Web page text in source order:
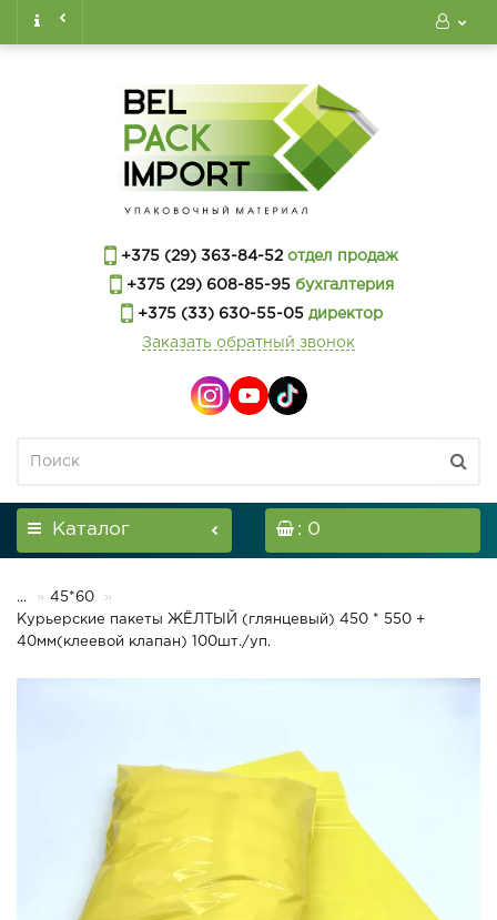
+375 (29) 363-84-52 отдел продаж
+375 (29) 608-85-95бухгалтерия
+375 (33) 630-55-05директор
Заказать обратный звонок
Каталог : 0
...
45*60
Курьерские пакеты ЖЁЛТЫЙ (глянцевый) 450 * 550 +
40мм(клеевой клапан) 100шт./уп.